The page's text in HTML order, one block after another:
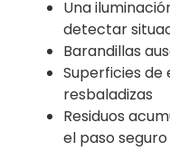
Una
detectar
Barandillas
Superficies de
resbaladizas
Residuos
el paso seguro